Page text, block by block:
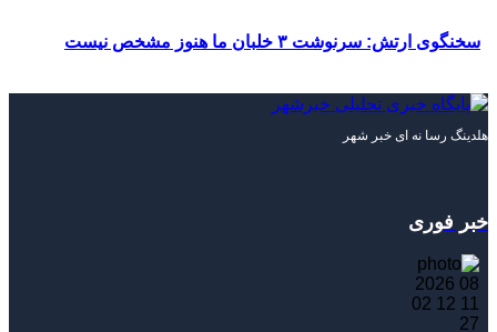
سخنگوی ارتش: سرنوشت ۳ خلبان ما هنوز مشخص نیست
هلدینگ رسا نه ای خبر شهر
خبر فوری